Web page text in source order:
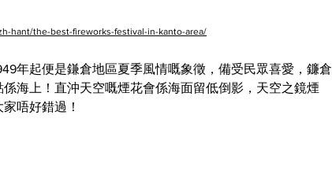
hant/the-best-fireworks-festival-in-kanto-area/
年起便是鎌倉地區夏季風情嘅象徵，備受民眾喜愛，鐮倉
海上！直沖天空嘅煙花會係海面留低倒影，天空之鏡煙
唔好錯過！